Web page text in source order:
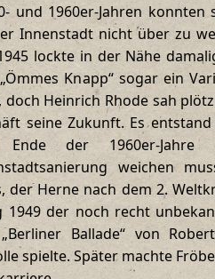
und 1960er-Jahren konnten
Innenstadt nicht über zu
lockte in der Nähe
Knapp“ sogar ein
doch Heinrich Rhode sah
seine Zukunft. Es
Ende der 1960er-Jahre
weichen
der Herne nach dem 2.
1949 der noch recht
Ballade“ von
spielte. Später machte